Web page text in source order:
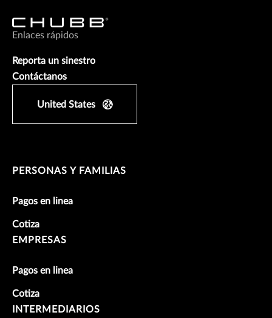
Enlaces rápidos
Reporta un sinestro
Contáctanos
United States
PERSONAS Y FAMILIAS
Pagos en linea
Cotiza
EMPRESAS
Pagos en linea
Cotiza
INTERMEDIARIOS